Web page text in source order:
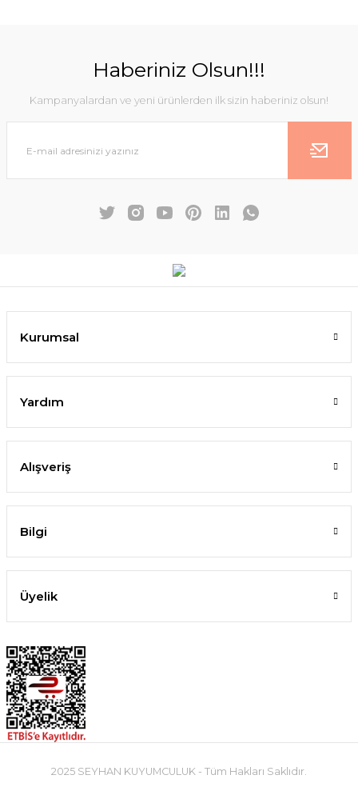
Haberiniz Olsun!!!
Kampanyalardan ve yeni ürünlerden ilk sizin haberiniz olsun!
Kurumsal
Yardım
Alışveriş
Bilgi
Üyelik
2025 SEYHAN KUYUMCULUK - Tüm Hakları Saklıdır.